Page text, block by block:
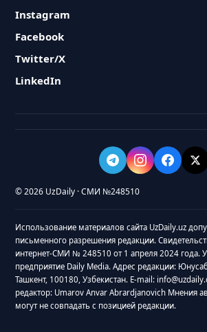
Instagram
Facebook
Twitter/X
LinkedIn
© 2026 UzDaily · СМИ №248510
Использование материалов сайта UzDaily.uz
письменного разрешения редакции.
интернет-СМИ № 248510 от 1 апреля 2024 года.
предприятие Daily Media. Адрес редакции:
Ташкент, 100180, Узбекистан. E-mail:
редактор: Umarov Anvar Abrardjanovich Мнения
могут не совпадать с позицией редакции.